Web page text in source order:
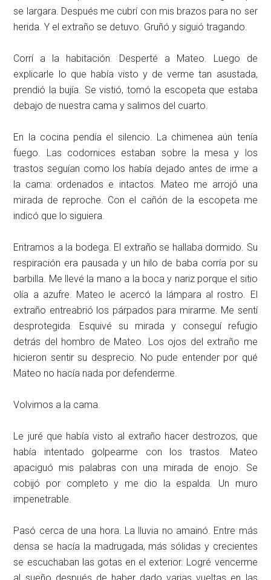
se largara. Después me cubrí con mis brazos para no ser
herida. Y el extraño se detuvo. Gruñó y siguió tragando.
Corrí a la habitación. Desperté a Mateo. Luego de
explicarle lo que había visto y de verme tan asustada,
prendió la bujía. Se vistió, tomó la escopeta que estaba
debajo de nuestra cama y salimos del cuarto.
En la cocina pendía el silencio. La chimenea aún tenía
fuego. Las codornices estaban sobre la mesa y los
trastos seguían como los había dejado antes de irme a
la cama: ordenados e intactos. Mateo me arrojó una
mirada de reproche. Con el cañón de la escopeta me
indicó que lo siguiera.
Entramos a la bodega. El extraño se hallaba dormido. Su
respiración era pausada y un hilo de baba corría por su
barbilla. Me llevé la mano a la boca y nariz porque el sitio
olía a azufre. Mateo le acercó la lámpara al rostro. El
extraño entreabrió los párpados para mirarme. Me sentí
desprotegida. Esquivé su mirada y conseguí refugio
detrás del hombro de Mateo. Los ojos del extraño me
hicieron sentir su desprecio. No pude entender por qué
Mateo no hacía nada por defenderme.
Volvimos a la cama.
Le juré que había visto al extraño hacer destrozos, que
había intentado golpearme con los trastos. Mateo
apaciguó mis palabras con una mirada de enojo. Se
cobijó por completo y me dio la espalda. Un muro
impenetrable.
Pasó cerca de una hora. La lluvia no amainó. Entre más
densa se hacía la madrugada, más sólidas y crecientes
se escuchaban las gotas en el exterior. Logré vencerme